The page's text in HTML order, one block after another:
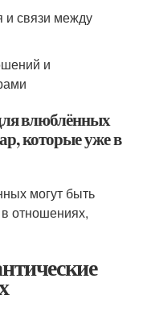
связи между
и
влюблённых
которые уже в
могут быть
отношениях,